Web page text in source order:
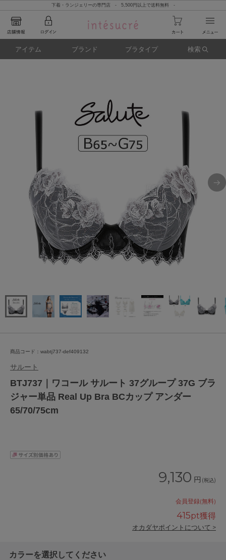
下着・ランジェリーの専門店 - 5,500円以上で送料無料 -
アイテム ブランド ブラタイプ 検索
商品コード：wabtj737-def409132
サルート
BTJ737｜ワコール サルート 37グループ 37G ブラ
ジャー単品 Real Up Bra BCカップ アンダー
65/70/75cm
9,130 円 (税込)
会員登録(無料)
415pt獲得
オカダヤポイントについて >
カラーを選択してください